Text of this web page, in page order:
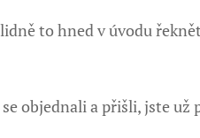
to hned v úvodu
objednali a přišli, jste už